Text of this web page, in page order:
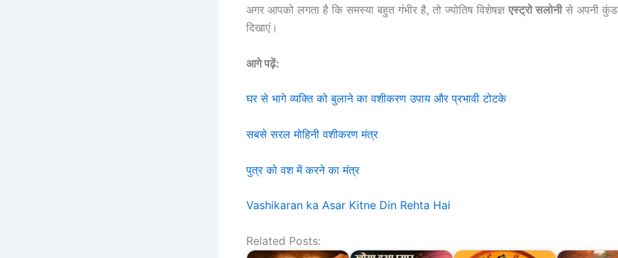
अगर आपको लगता है कि समस्या बहुत गंभीर है, तो ज्योतिष विशेषज्ञ एस्ट्रो सलोनीसे अपनी
दिखाएं।
आगे पढ़ें:
घर से भागे व्यक्ति को बुलाने का वशीकरण उपाय और प्रभावी टोटके
सबसे सरल मोहिनी वशीकरण मंत्र
पुत्र को वश में करने का मंत्र
Vashikaran ka Asar Kitne Din Rehta Hai
Related Posts: